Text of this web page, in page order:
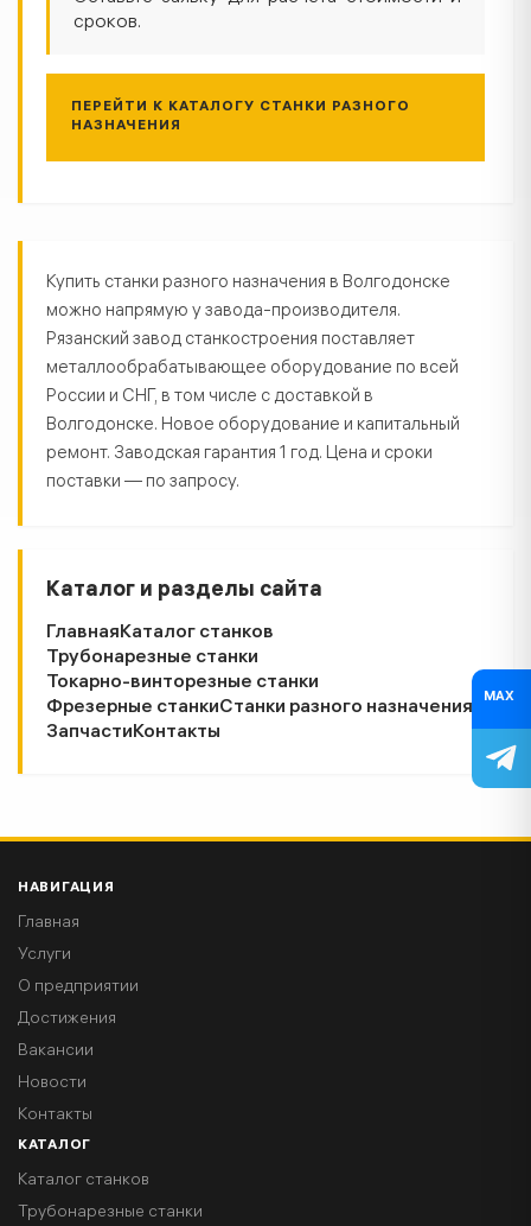
сроков.
ПЕРЕЙТИ К КАТАЛОГУ СТАНКИ РАЗНОГО
НАЗНАЧЕНИЯ
Станки разного назначения в
Купить станки разного назначения в Волгодонске
можно напрямую у завода-производителя.
Рязанский завод станкостроения поставляет
металлообрабатывающее оборудование по всей
России и СНГ, в том числе с доставкой в
Волгодонске. Новое оборудование и капитальный
ремонт. Заводская гарантия 1 год. Цена и сроки
поставки — по запросу.
Каталог и разделы сайта
ГлавнаяКаталог станков
Трубонарезные станки
Токарно-винторезные станки
Фрезерные станкиСтанки разного назначения
ЗапчастиКонтакты
НАВИГАЦИЯ
Главная
Услуги
О предприятии
Достижения
Вакансии
Новости
Контакты
КАТАЛОГ
Каталог станков
Трубонарезные станки
MAX